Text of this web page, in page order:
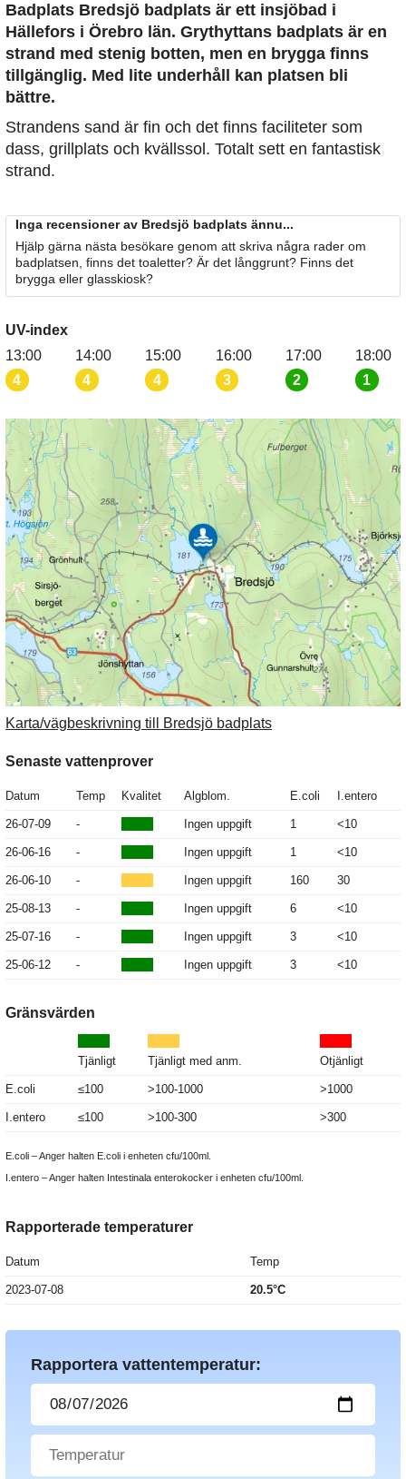
Badplats Bredsjö badplats är ett insjöbad i
Hällefors i Örebro län. Grythyttans badplats är en
strand med stenig botten, men en brygga finns
tillgänglig. Med lite underhåll kan platsen bli
bättre.
Strandens sand är fin och det finns faciliteter som
dass, grillplats och kvällssol. Totalt sett en fantastisk
strand.
Inga recensioner av Bredsjö badplats ännu...
Hjälp gärna nästa besökare genom att skriva några rader om
badplatsen, finns det toaletter? Är det långgrunt? Finns det
brygga eller glasskiosk?
UV-index
13:00
4
14:00
4
15:00
4
16:00
3
17:00
2
18:00
1
Karta/vägbeskrivning till Bredsjö badplats
Senaste vattenprover
Datum Temp Kvalitet Algblom. E.coli I.entero
26-07-09 - Ingen uppgift 1 <10
26-06-16 - Ingen uppgift 1 <10
26-06-10 - Ingen uppgift 160 30
25-08-13 - Ingen uppgift 6 <10
25-07-16 - Ingen uppgift 3 <10
25-06-12 - Ingen uppgift 3 <10
Gränsvärden
Tjänligt Tjänligt med anm. Otjänligt
E.coli ≤100 >100-1000 >1000
I.entero ≤100 >100-300 >300
E.coli – Anger halten E.coli i enheten cfu/100ml.
I.entero – Anger halten Intestinala enterokocker i enheten cfu/100ml.
Rapporterade temperaturer
Datum Temp
2023-07-08 20.5°C
Rapportera vattentemperatur: